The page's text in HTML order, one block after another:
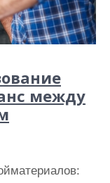
между